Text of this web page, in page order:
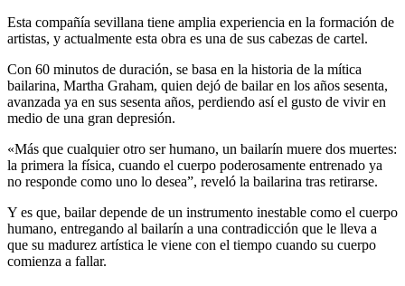
Esta compañía sevillana tiene amplia experiencia en la formación de
artistas, y actualmente esta obra es una de sus cabezas de cartel.
Con 60 minutos de duración, se basa en la historia de la mítica
bailarina, Martha Graham, quien dejó de bailar en los años sesenta,
avanzada ya en sus sesenta años, perdiendo así el gusto de vivir en
medio de una gran depresión.
«Más que cualquier otro ser humano, un bailarín muere dos muertes:
la primera la física, cuando el cuerpo poderosamente entrenado ya
no responde como uno lo desea”, reveló la bailarina tras retirarse.
Y es que, bailar depende de un instrumento inestable como el cuerpo
humano, entregando al bailarín a una contradicción que le lleva a
que su madurez artística le viene con el tiempo cuando su cuerpo
comienza a fallar.